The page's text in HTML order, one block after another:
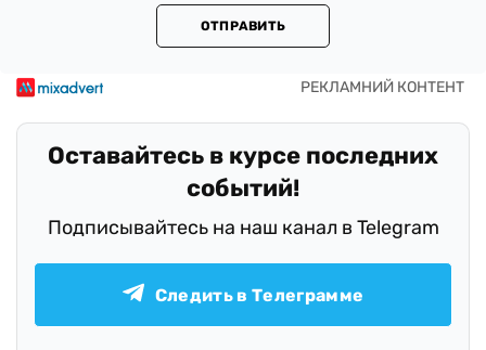
ОТПРАВИТЬ
Оставайтесь в курсе последних
событий!
Подписывайтесь на наш канал в Telegram
Следить в Телеграмме